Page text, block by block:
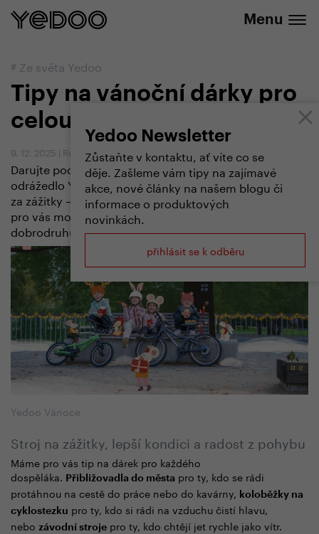
Menu
Yedoo Newsletter
Zůstaňte v kontaktu, ať víte co se
děje. Zašleme vám tipy na zajímavé
akce, nové články na našem blogu či
informace o produktových
novinkách.
přihlásit se k odběru
# Ze světa Yedoo
Tipy na vánoční dárky pro
celou rodinu
9. 12. 2025 | Redakce
Darujte pod stromeček radost z jízdy! Koloběžka či
odrážedlo Yedoo bude spolehlivým parťákem na cestě
za zážitky – ideální dárek pro muže, ženy i děti. Máme
pro vás modely pro celou rodinu, od nejmenších
dobrodruhů až po zapálené sportovce.
Yedoo Vánoce
Stroj na zážitky, lepší kondici a radost z pohybu
Máme pro vás tip na dárek pro každého
dospěláka. Přibližovadla do města pro ty, kdo se rádi
protáhnou na cestě do práce nebo do kavárny, koloběžky na
cyklostezku pro ty, kdo si rádi na vzduchu čistí hlavu,
nebo závodní stroje pro ty, kdo chtějí jet rychle jako vítr.